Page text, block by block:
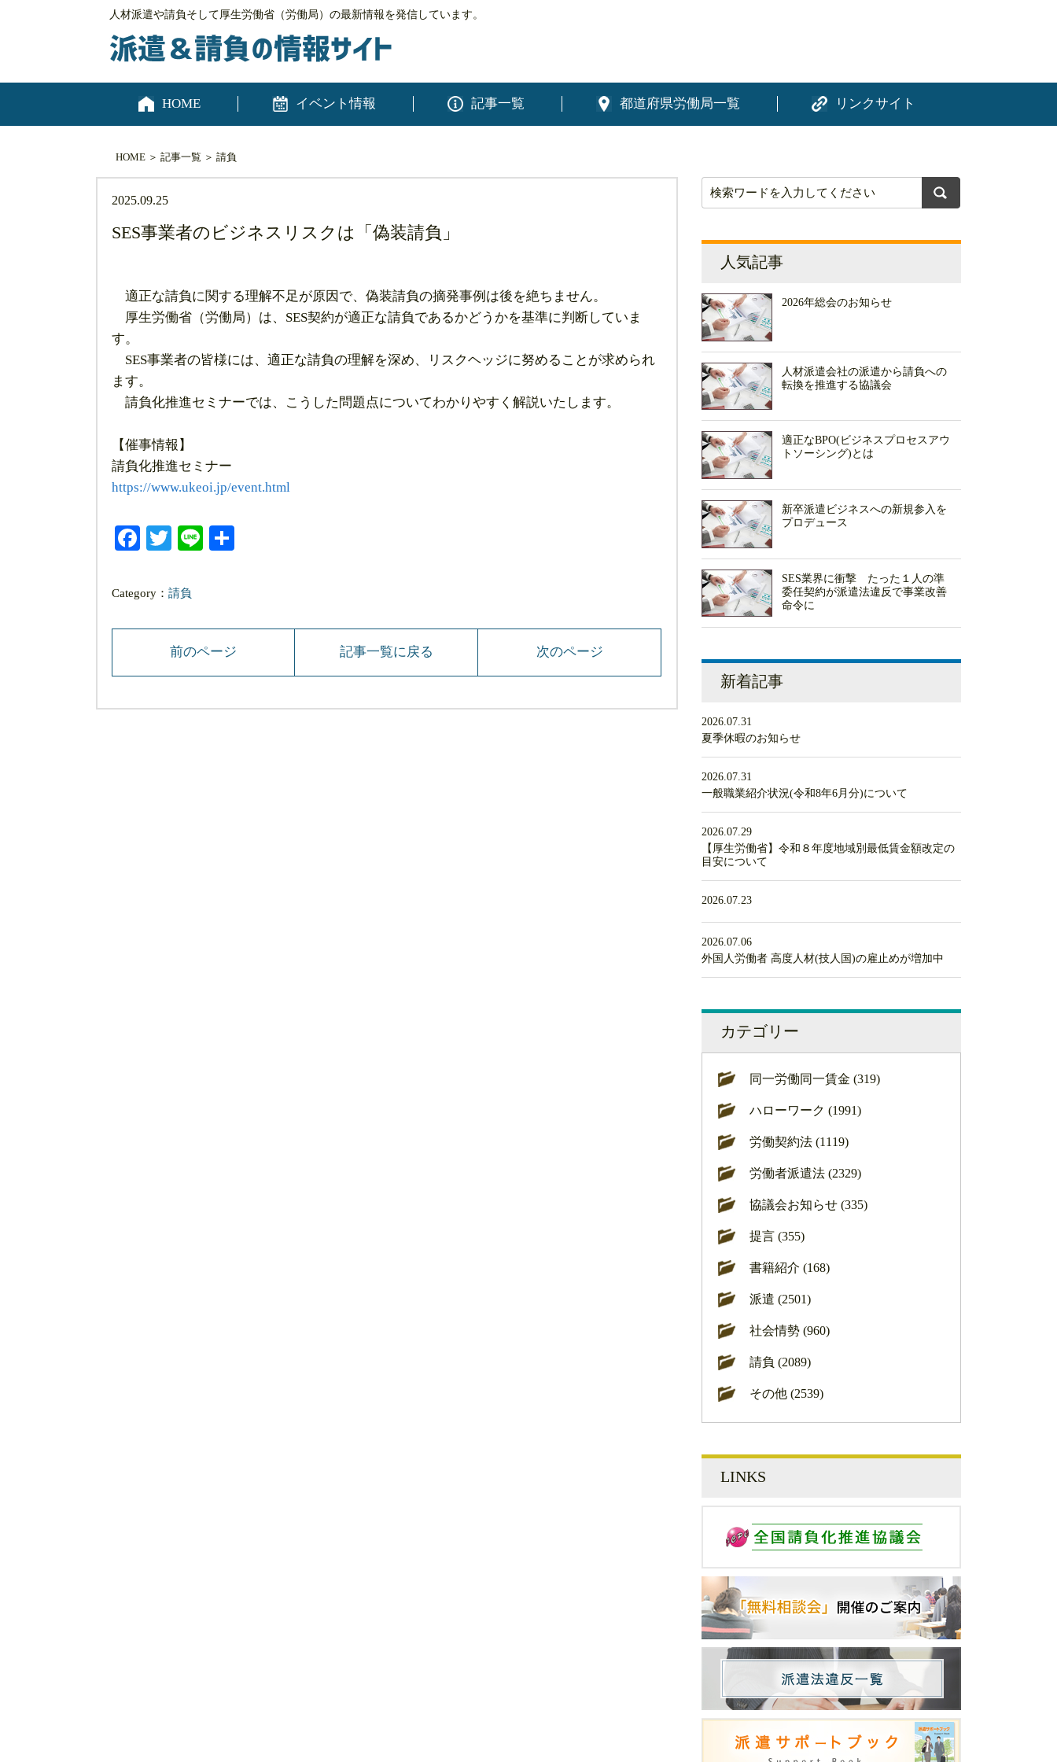
人材派遣や請負そして厚生労働省（労働局）の最新情報を発信しています。
HOME イベント情報 記事一覧 都道府県労働局一覧 リンクサイト
HOME ＞ 記事一覧 ＞ 請負
2025.09.25
SES事業者のビジネスリスクは「偽装請負」
適正な請負に関する理解不足が原因で、偽装請負の摘発事例は後を絶ちません。
厚生労働省（労働局）は、SES契約が適正な請負であるかどうかを基準に判断していま
す。
SES事業者の皆様には、適正な請負の理解を深め、リスクヘッジに努めることが求められ
ます。
請負化推進セミナーでは、こうした問題点についてわかりやすく解説いたします。
【催事情報】
請負化推進セミナー
https://www.ukeoi.jp/event.html
Facebook
Twitter
Line
Category： 請負
前のページ 記事一覧に戻る 次のページ
人気記事
2026年総会のお知らせ
人材派遣会社の派遣から請負への
転換を推進する協議会
適正なBPO(ビジネスプロセスアウ
トソーシング)とは
新卒派遣ビジネスへの新規参入を
プロデュース
SES業界に衝撃 たった１人の準
委任契約が派遣法違反で事業改善
命令に
新着記事
2026.07.31
夏季休暇のお知らせ
2026.07.31
一般職業紹介状況(令和8年6月分)について
2026.07.29
【厚生労働省】令和８年度地域別最低賃金額改定の
目安について
2026.07.23
2026.07.06
外国人労働者 高度人材(技人国)の雇止めが増加中
カテゴリー
同一労働同一賃金 (319)
ハローワーク (1991)
労働契約法 (1119)
労働者派遣法 (2329)
協議会お知らせ (335)
提言 (355)
書籍紹介 (168)
派遣 (2501)
社会情勢 (960)
請負 (2089)
その他 (2539)
LINKS